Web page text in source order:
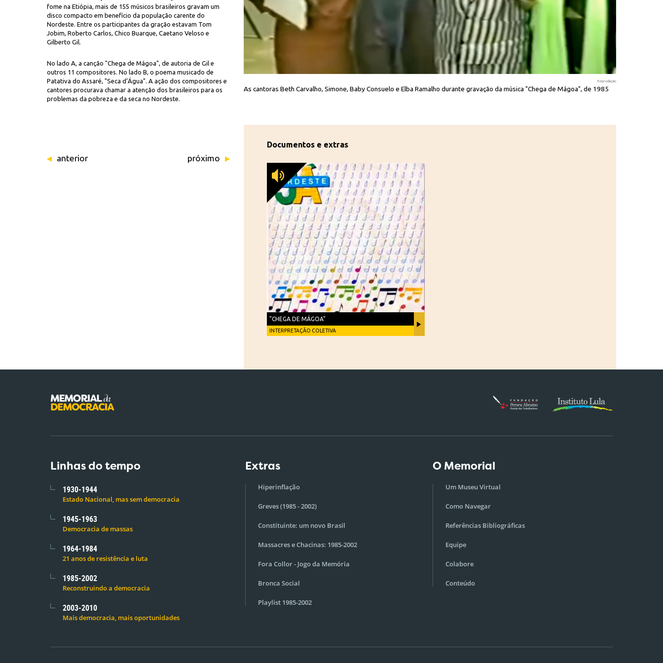
fome na Etiópia, mais de 155 músicos brasileiros gravam um
disco compacto em benefício da população carente do
Nordeste. Entre os participantes da gração estavam Tom
Jobim, Roberto Carlos, Chico Buarque, Caetano Veloso e
Gilberto Gil.
No lado A, a canção "Chega de Mágoa", de autoria de Gil e
outros 11 compositores. No lado B, o poema musicado de
Patativa do Assaré, "Seca d’Água". A ação dos compositores e
cantores procurava chamar a atenção dos brasileiros para os
problemas da pobreza e da seca no Nordeste.
anterior próximo
e Elba Ramalho durante gravação da música "Chega de Mágoa", de 1985
Reprodução
As cantoras Beth Carvalho, Simone, Baby Consuelo e Elba Ramalho durante gravação da música "Chega de Mágoa", de 1985
Reprodução
Documentos e extras
"CHEGA DE MÁGOA"
INTERPRETAÇÃO COLETIVA
Linhas do tempo
1930-1944
Estado Nacional, mas sem democracia
1945-1963
Democracia de massas
1964-1984
21 anos de resistência e luta
1985-2002
Reconstruindo a democracia
2003-2010
Mais democracia, mais oportunidades
Extras
Hiperinflação
Greves (1985 - 2002)
Constituinte: um novo Brasil
Massacres e Chacinas: 1985-2002
Fora Collor - Jogo da Memória
Bronca Social
Playlist 1985-2002
O Memorial
Um Museu Virtual
Como Navegar
Referências Bibliográficas
Equipe
Colabore
Conteúdo